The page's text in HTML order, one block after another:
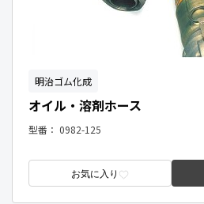
明治ゴム化成
オイル・溶剤ホース
型番： 0982-125
お気に入り